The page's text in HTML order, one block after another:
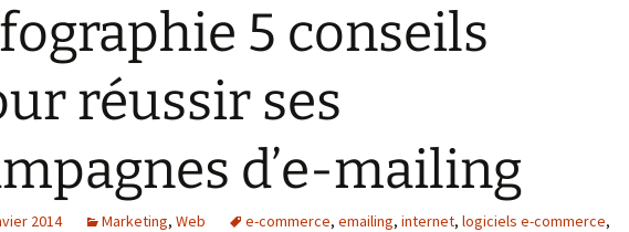
5 conseils
réussir ses
d’e-mailing
2014 Marketing, Web e-commerce, emailing, internet, logiciels e-commerce,